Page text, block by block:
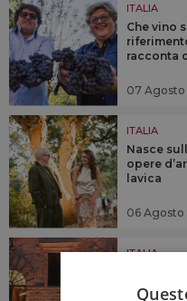
ITALIA
Che vino
racconta
07
ITALIA
Nasce
opere
lavica
06 Agosto
ITALIA
Da